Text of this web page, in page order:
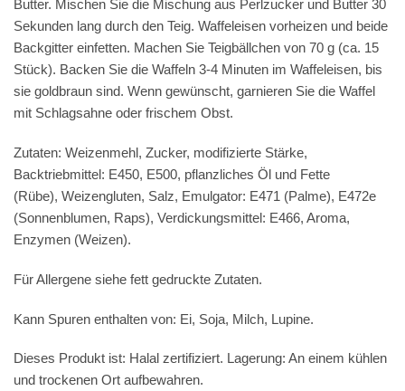
Butter. Mischen Sie die Mischung aus Perlzucker und Butter 30
Sekunden lang durch den Teig. Waffeleisen vorheizen und beide
Backgitter einfetten. Machen Sie Teigbällchen von 70 g (ca. 15
Stück). Backen Sie die Waffeln 3-4 Minuten im Waffeleisen, bis
sie goldbraun sind. Wenn gewünscht, garnieren Sie die Waffel
mit Schlagsahne oder frischem Obst.
Zutaten: Weizenmehl, Zucker, modifizierte Stärke,
Backtriebmittel: E450, E500, pflanzliches Öl und Fette
(Rübe), Weizengluten, Salz, Emulgator: E471 (Palme), E472e
(Sonnenblumen, Raps), Verdickungsmittel: E466, Aroma,
Enzymen (Weizen).
Für Allergene siehe fett gedruckte Zutaten.
Kann Spuren enthalten von: Ei, Soja, Milch, Lupine.
Dieses Produkt ist: Halal zertifiziert. Lagerung: An einem kühlen
und trockenen Ort aufbewahren.